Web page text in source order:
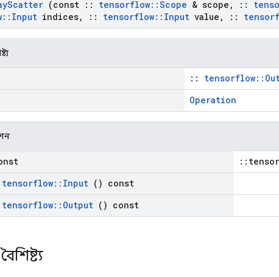
Scatter (const :: tensorflow::Scope & scope , ::
:: Input indices, :: tensorflow:: Input value , ::
::
Operation
tensorflow:: Input () const
tensorflow:: Output () const